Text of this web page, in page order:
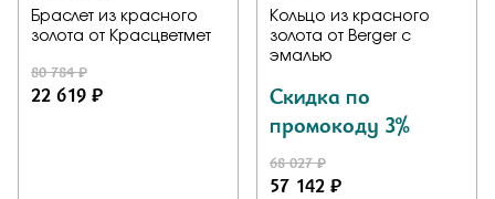
Браслет из красного
золота от Красцветмет
80 784 ₽
22 619 ₽
Кольцо из красного
золота от Berger с
эмалью
Скидка по
промокоду 3%
68 027 ₽
57 142 ₽